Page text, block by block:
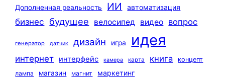
Дополненная реальность ИИ автоматизация
бизнес будущее велосипед видео вопрос
генератор датчик дизайн игра идея
интернет интерфейс камера карта книга
концепт
лампа
магазин магнит
маркетинг